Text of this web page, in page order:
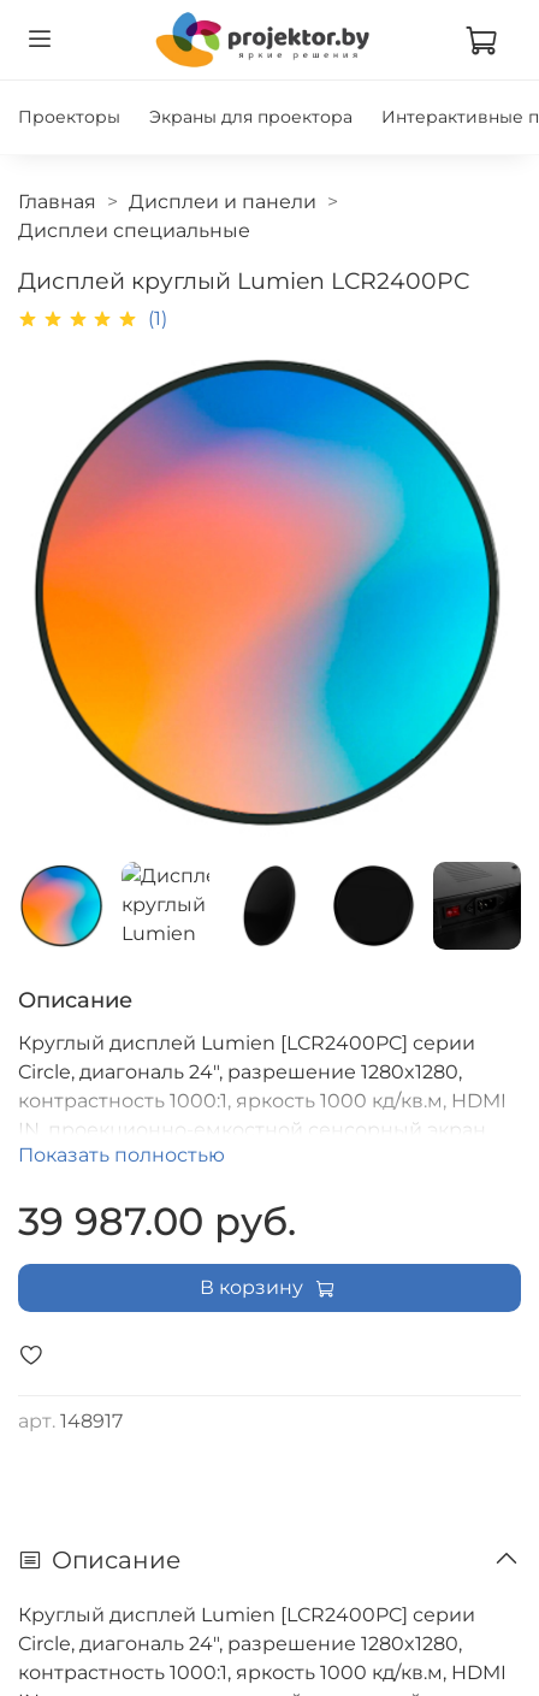
Проекторы Экраны для проектора Интерактивные
Главная
Дисплеи и панели
Дисплеи специальные
Дисплей круглый Lumien LCR2400PC
(1)
арт. 148917
Описание
Круглый дисплей Lumien [LCR2400PC] серии
Circle, диагональ 24", разрешение 1280x1280,
контрастность 1000:1, яркость 1000 кд/кв.м, HDMI
IN, проекционно-емкостной сенсорный экран
Показать полностью
39 987.00 руб.
В корзину
Описание
Круглый дисплей Lumien [LCR2400PC] серии
Circle, диагональ 24", разрешение 1280x1280,
контрастность 1000:1, яркость 1000 кд/кв.м, HDMI